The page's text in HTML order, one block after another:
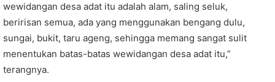
wewidangan desa adat itu adalah alam, saling seluk,
beririsan semua, ada yang menggunakan bengang dulu,
sungai, bukit, taru ageng, sehingga memang sangat sulit
menentukan batas-batas wewidangan desa adat itu,”
terangnya.